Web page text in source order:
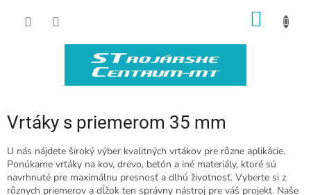
Vrtáky s priemerom 35 mm
U nás nájdete široký výber kvalitných vrtákov pre rôzne aplikácie.
Ponúkame vrtáky na kov, drevo, betón a iné materiály, ktoré sú
navrhnuté pre maximálnu presnosť a dlhú životnosť. Vyberte si z
rôznych priemerov a dĺžok ten správny nástroj pre váš projekt. Naše